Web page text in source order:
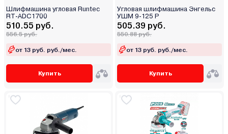
Шлифмашина угловая Runtec
RT-ADC1700
510.55 руб.
556.5 руб.
от 13 руб. руб./мес.
Купить
Угловая шлифмашина Энгельс
УШМ 9-125 Р
505.39 руб.
550.88 руб.
от 13 руб. руб./мес.
Купить